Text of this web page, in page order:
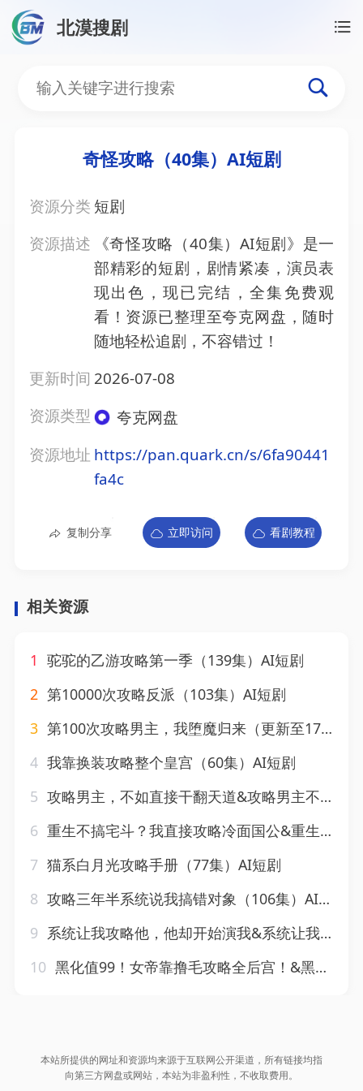
北漠搜剧
奇怪攻略（40集）AI短剧
奇怪攻略（40集）AI短剧
资源分类 短剧
资源描述
《奇怪攻略（40集）AI短剧》是一
部精彩的短剧，剧情紧凑，演员表
现出色，现已完结，全集免费观
看！资源已整理至夸克网盘，随时
随地轻松追剧，不容错过！
更新时间 2026-07-08
资源类型
夸克网盘
资源地址 https://pan.quark.cn/s/6fa90441
fa4c
复制分享 立即访问 看剧教程
相关资源
1 驼驼的乙游攻略第一季（139集）AI短剧
2 第10000次攻略反派（103集）AI短剧
3 第100次攻略男主，我堕魔归来（更新至17集）AI短剧
4 我靠换装攻略整个皇宫（60集）AI短剧
5 攻略男主，不如直接干翻天道&攻略男主不如直接干翻天道（52集）AI短剧
6 重生不搞宅斗？我直接攻略冷面国公&重生不搞宅斗我直接攻略冷面国公（3集）AI短剧
7 猫系白月光攻略手册（77集）AI短剧
8 攻略三年半系统说我搞错对象（106集）AI短剧
9 系统让我攻略他，他却开始演我&系统让我攻略他他却开始演我（95集）AI短剧
10 黑化值99！女帝靠撸毛攻略全后宫！&黑化值99女帝靠撸毛攻略全后宫（60集）AI短剧
本站所提供的网址和资源均来源于互联网公开渠道，所有链接均指
向第三方网盘或网站，本站为非盈利性，不收取费用。